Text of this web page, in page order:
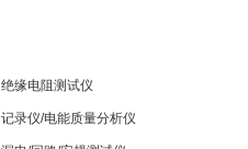
绝缘电阻测试仪
记录仪/电能质量分析仪